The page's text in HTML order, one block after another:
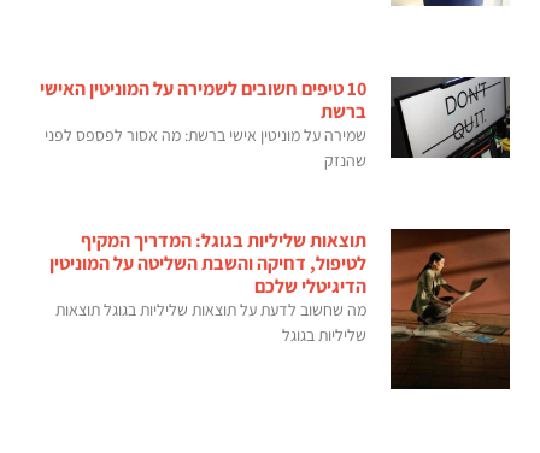
10 טיפים חשובים לשמירה על המוניטין האישי
ברשת
שמירה על מוניטין אישי ברשת: מה אסור לפספס לפני
שהנזק
תוצאות שליליות בגוגל: המדריך המקיף
לטיפול, דחיקה והשבת השליטה על המוניטין
הדיגיטלי שלכם
מה שחשוב לדעת על תוצאות שליליות בגוגל תוצאות
שליליות בגוגל